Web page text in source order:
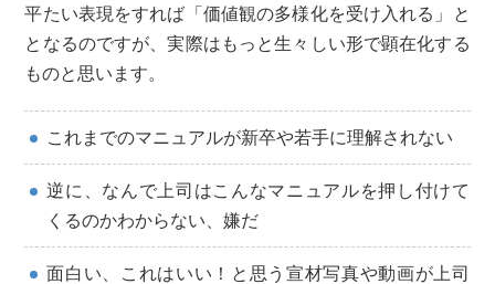
平たい表現をすれば「価値観の多様化を受け入れる」と
となるのですが、実際はもっと生々しい形で顕在化する
ものと思います。
これまでのマニュアルが新卒や若手に理解されない
逆に、なんで上司はこんなマニュアルを押し付けて
くるのかわからない、嫌だ
面白い、これはいい！と思う宣材写真や動画が上司